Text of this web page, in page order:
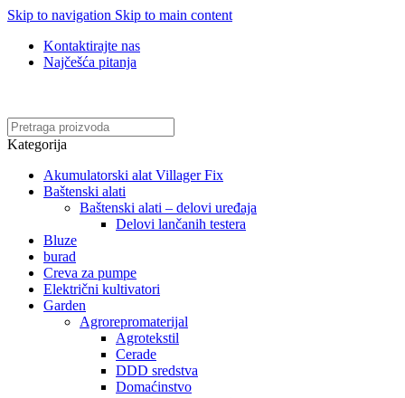
Skip to navigation Skip to main content
Kontaktirajte nas
Najčešća pitanja
Kategorija
Akumulatorski alat Villager Fix
Baštenski alati
Baštenski alati – delovi uređaja
Delovi lančanih testera
Bluze
burad
Creva za pumpe
Električni kultivatori
Garden
Agrorepromaterijal
Agrotekstil
Cerade
DDD sredstva
Domaćinstvo